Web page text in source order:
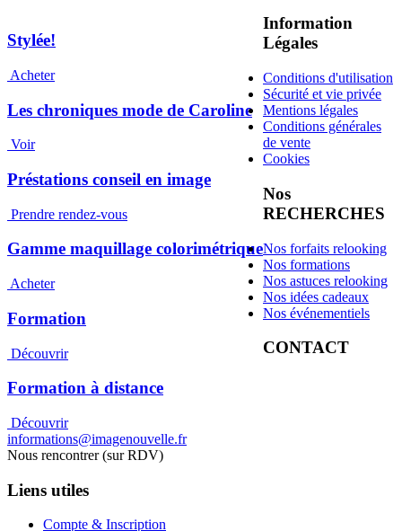
Stylée!
Acheter
Les chroniques mode de Caroline
Voir
Préstations conseil en image
Prendre rendez-vous
Gamme maquillage colorimétrique
Acheter
Formation
Découvrir
Formation à distance
Découvrir
Information
Légales
Conditions d'utilisation
Sécurité et vie privée
Mentions légales
Conditions générales
de vente
Cookies
Nos
RECHERCHES
Nos forfaits relooking
Nos formations
Nos astuces relooking
Nos idées cadeaux
Nos événementiels
CONTACT
informations@imagenouvelle.fr
Nous rencontrer (sur RDV)
Liens utiles
Compte & Inscription